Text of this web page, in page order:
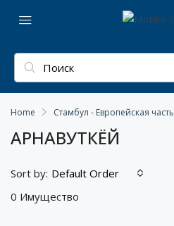
Home Стамбул - Европейская часть
АРНАВУТКЁЙ
0 Имущество
Sort by: Default Order